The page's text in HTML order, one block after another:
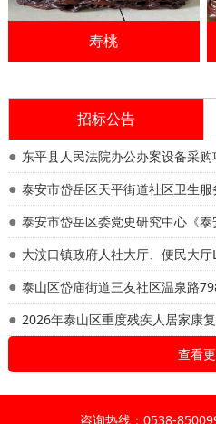
寿桃
招标公告
查看
咨询热线：0538-